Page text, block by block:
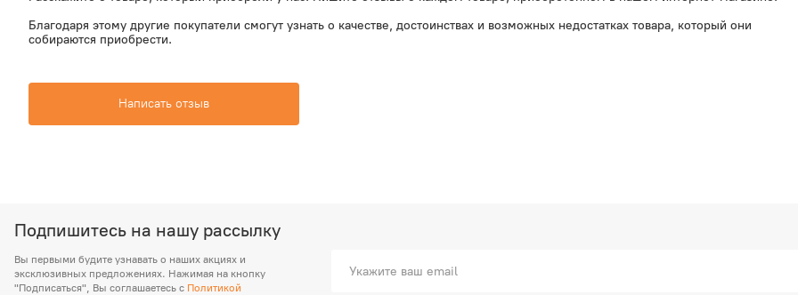
Благодаря этому другие покупатели смогут узнать о качестве, достоинствах и возможных недостатках товара, который они
собираются приобрести.
Написать отзыв
Подпишитесь на нашу рассылку
Вы первыми будите узнавать о наших акциях и
эксклюзивных предложениях. Нажимая на кнопку
"Подписаться", Вы соглашаетесь с Политикой